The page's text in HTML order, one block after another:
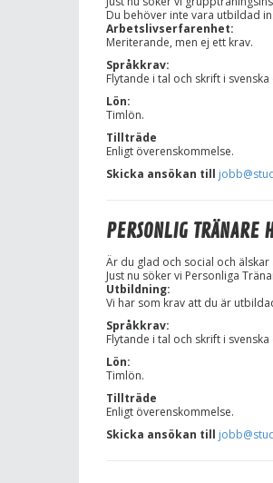
Du behöver inte vara utbildad
Arbetslivserfarenhet:
Meriterande, men ej ett krav.
Språkkrav:
Flytande i tal och skrift i
Lön:
Timlön.
Tillträde
Enligt överenskommelse.
Skicka ansökan till
PERSONLIG TRÄNARE
Är du glad och social och
Just nu söker vi Personliga
Utbildning:
Vi har som krav att du är
Språkkrav:
Flytande i tal och skrift i
Lön:
Timlön.
Tillträde
Enligt överenskommelse.
Skicka ansökan till